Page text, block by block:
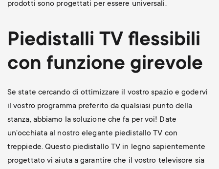
prodotti sono progettati per essere universali.
Piedistalli TV flessibili
con funzione girevole
Se state cercando di ottimizzare il vostro spazio e godervi
il vostro programma preferito da qualsiasi punto della
stanza, abbiamo la soluzione che fa per voi! Date
un'occhiata al nostro elegante piedistallo TV con
treppiede. Questo piedistallo TV in legno sapientemente
progettato vi aiuta a garantire che il vostro televisore sia